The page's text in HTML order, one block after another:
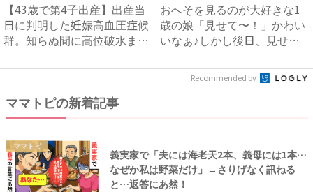
【43歳で第4子出産】出産当
日に判明した妊娠高血圧症候
群。知らぬ間に高位破水ま
おへそを見るのが大好きな1
歳の娘「見せて〜！」かわい
いなぁ♪しかし後日、見せた
Recommended by
ママトピの新着記事
ママトピ
義実家で「夫には海老天2本、義母には1本…
なぜか私は野菜だけ」→さりげなく訊ねる
と…返答にあ然！